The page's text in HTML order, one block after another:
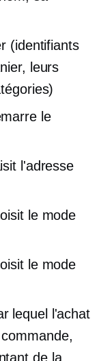
(identifiants
leurs
le
l'adresse
le mode
le mode
lequel l'achat
de la